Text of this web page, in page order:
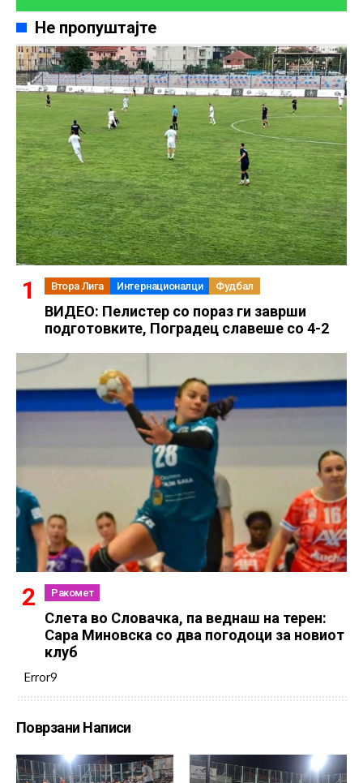
Не пропуштајте
Втора Лига Интернационалци Фудбал
ВИДЕО: Пелистер со пораз ги заврши
подготовките, Поградец славеше со 4-2
Ракомет
Слетa во Словачка, па веднаш на терен:
Сара Миновска со два погодоци за новиот
клуб
Error9
Поврзани Написи